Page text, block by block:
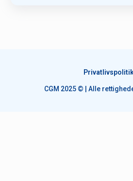
CGM 2025 ©​ | Alle